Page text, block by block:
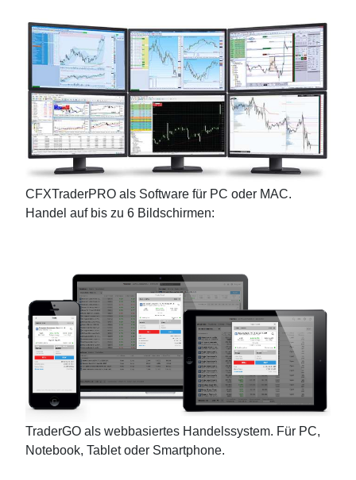
CFXTraderPRO als Software für PC oder MAC.
Handel auf bis zu 6 Bildschirmen:
TraderGO als webbasiertes Handelssystem. Für PC,
Notebook, Tablet oder Smartphone.